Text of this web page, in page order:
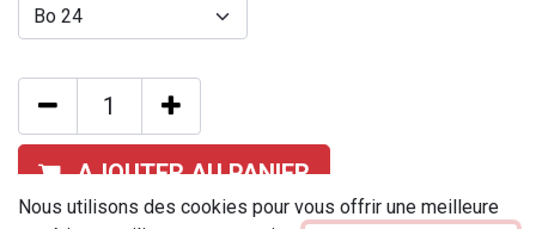
AJOUTER AU PANIER
Nous utilisons des cookies pour vous offrir une meilleure